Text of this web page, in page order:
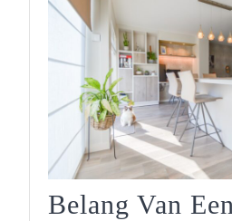
Belang Van